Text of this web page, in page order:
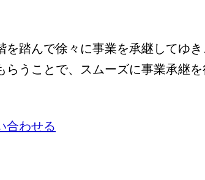
踏んで徐々に事業を承継してゆき
うことで、スムーズに事業承継を
合わせる